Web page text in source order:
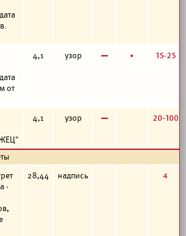
от
4,1 узор в б 15-25
4,1 узор в 20-100
-
28,44 надпись 4